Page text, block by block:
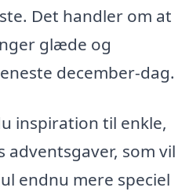
Det handler om at
glæde og
december-dag.
inspiration til enkle,
adventsgaver, som vil
endnu mere speciel